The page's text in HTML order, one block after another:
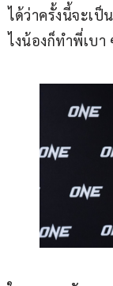
ได้ว่าครั้งนี้จะเป็
ไงน้องก็ทําพี่เบ